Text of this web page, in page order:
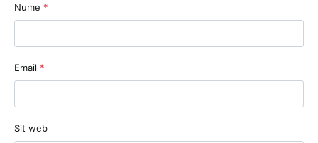
Nume *
Email *
Sit web